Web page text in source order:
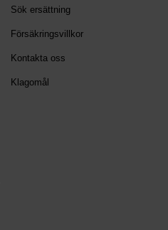
Sök ersättning
Försäkringsvillkor
Kontakta oss
Klagomål